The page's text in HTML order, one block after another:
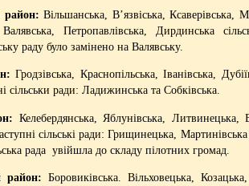
район:Вільшанська, В’язвіська, Ксаверівська,
Валявська, Петропавлівська, Дирдинська
раду було замінено на Валявську.
Гродзівська, Краснопільська, Іванівська,
сільськи ради: Ладижинська та Собківська.
Келебердянська, Яблунівська,
сільські ради: Грищинецька,
рада увійшла до складу пілотних громад.
район: Боровиківська. Вільховецька,